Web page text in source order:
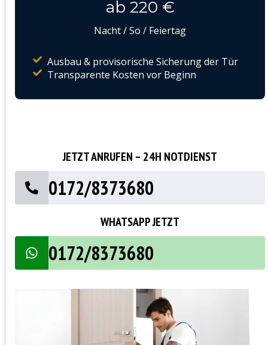
ab 220 €
Nacht / So / Feiertag
Ausbau & provisorische Sicherung der Tür
Transparente Kosten vor Beginn
JETZT ANRUFEN – 24H NOTDIENST
0172/8373680
WHATSAPP JETZT
0172/8373680